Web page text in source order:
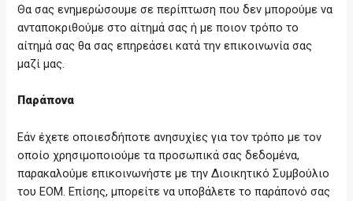
Θα σας ενημερώσουμε σε περίπτωση που δεν μπορούμε να
ανταποκριθούμε στο αίτημά σας ή με ποιον τρόπο το
αίτημά σας θα σας επηρεάσει κατά την επικοινωνία σας
μαζί μας.
Παράπονα
Εάν έχετε οποιεσδήποτε ανησυχίες για τον τρόπο με τον
οποίο χρησιμοποιούμε τα προσωπικά σας δεδομένα,
παρακαλούμε επικοινωνήστε με την Διοικητικό Συμβούλιο
του ΕΟΜ. Επίσης, μπορείτε να υποβάλετε το παράπονό σας